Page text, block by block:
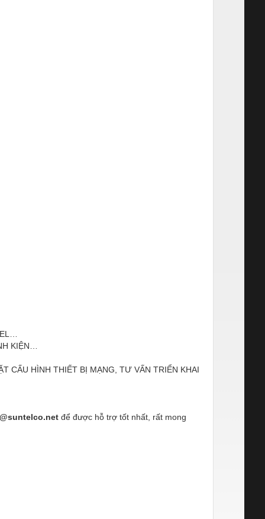
KIỆN…
CẤU HÌNH THIẾT BỊ MẠNG, TƯ VẤN TRIỂN KHAI
để được hỗ trợ tốt nhất, rất mong